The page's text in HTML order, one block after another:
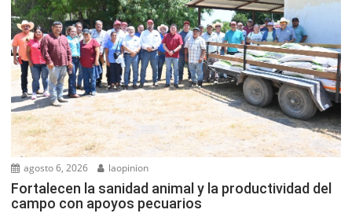
agosto 6, 2026 laopinion
Fortalecen la sanidad animal y la productividad del
campo con apoyos pecuarios